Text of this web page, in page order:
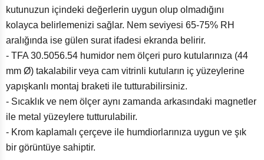
kutunuzun içindeki değerlerin uygun olup olmadığını
kolayca belirlemenizi sağlar. Nem seviyesi 65-75% RH
aralığında ise gülen surat ifadesi ekranda belirir.
- TFA 30.5056.54 humidor nem ölçeri puro kutularınıza (44
mm Ø) takalabilir veya cam vitrinli kutuların iç yüzeylerine
yapışkanlı montaj braketi ile tutturabilirsiniz.
- Sıcaklık ve nem ölçer aynı zamanda arkasındaki magnetler
ile metal yüzeylere tutturulabilir.
- Krom kaplamalı çerçeve ile humdiorlarınıza uygun ve şık
bir görüntüye sahiptir.